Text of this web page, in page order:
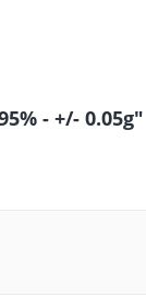
- +/- 0.05g"